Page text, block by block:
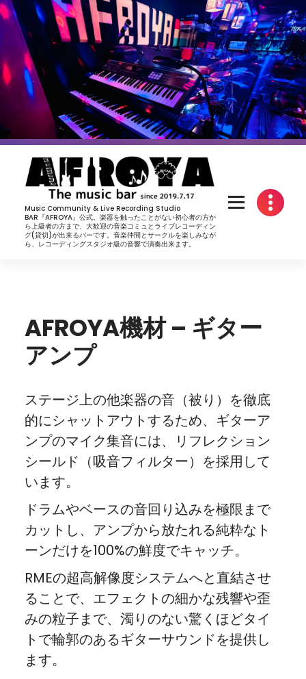
コ
ン
ツ
へ
ッ
プ
Music Community & Live Recording Studio
BAR『AFROYA』公式。楽器を触ったことがない初心者の方か
ら上級者の方まで、大歓迎の音楽コミュとライブレコーディン
グ(貸切)が出来るバーです。音楽仲間とサークルを楽しみなが
ら、レコーディングスタジオ級の音響で演奏出来ます。
AFROYA機材 – ギター
アンプ
ステージ上の他楽器の音（被り）を徹底
的にシャットアウトするため、ギターア
ンプのマイク集音には、リフレクション
シールド（吸音フィルター）を採用して
います。
ドラムやベースの音回り込みを極限まで
カットし、アンプから放たれる純粋なト
ーンだけを100%の鮮度でキャッチ。
RMEの超高解像度システムへと直結させ
ることで、エフェクトの細かな残響や歪
みの粒子まで、濁りのない驚くほどタイ
トで輪郭のあるギターサウンドを提供し
ます。